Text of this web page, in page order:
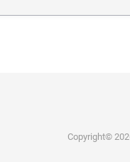
Copyright©